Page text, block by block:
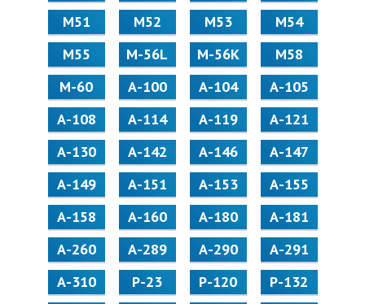
М51
М52 М53
М54
М55
M-56L M-56K
М58
M-60
А-100 А-104
А-105
А-108
А-114 А-119
А-121
А-130
А-142 А-146
А-147
А-149
А-151 А-153
А-155
А-158
А-160 А-180
А-181
А-260
А-289 А-290
А-291
А-310
Р-23 Р-120
Р-132